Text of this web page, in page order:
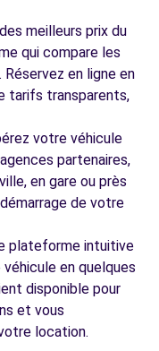
meilleurs prix du
qui compare les
en ligne en
tarifs transparents,
votre véhicule
partenaires,
en gare ou près
de votre
plateforme intuitive
en quelques
disponible pour
et vous
location.